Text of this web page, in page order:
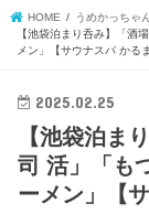
HOME
うめかっちゃ
【池袋泊まり呑み】「酒
メン」【サウナスパ かる
2025.02.25
【池袋泊ま
司 活」「も
ーメン」【